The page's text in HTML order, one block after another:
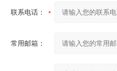
联系电话：
常用邮箱：